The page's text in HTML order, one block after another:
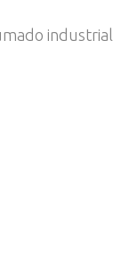
industrial